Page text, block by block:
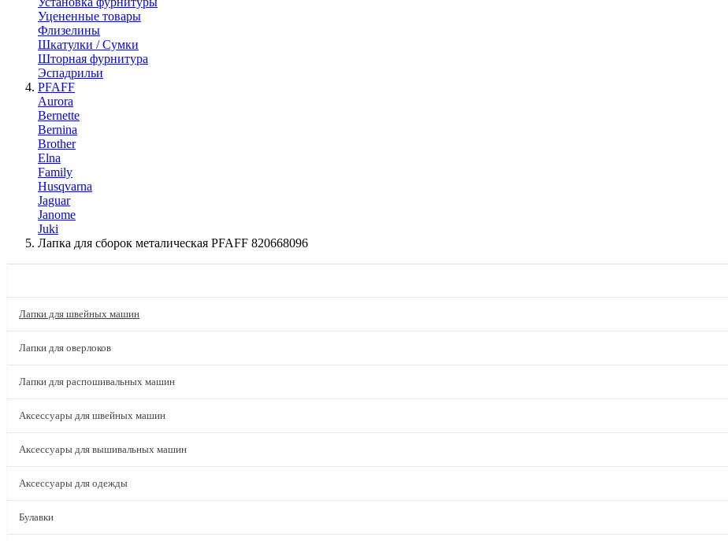
Уцененные товары
Флизелины
Шкатулки / Сумки
Шторная фурнитура
Эспадрильи
PFAFF
Aurora
Bernette
Bernina
Brother
Elna
Family
Husqvarna
Jaguar
Janome
Juki
Лапка для сборок металическая PFAFF 820668096
Лапки для швейных машин
Лапки для оверлоков
Лапки для распошивальных машин
Аксессуары для швейных машин
Аксессуары для вышивальных машин
Аксессуары для одежды
Булавки